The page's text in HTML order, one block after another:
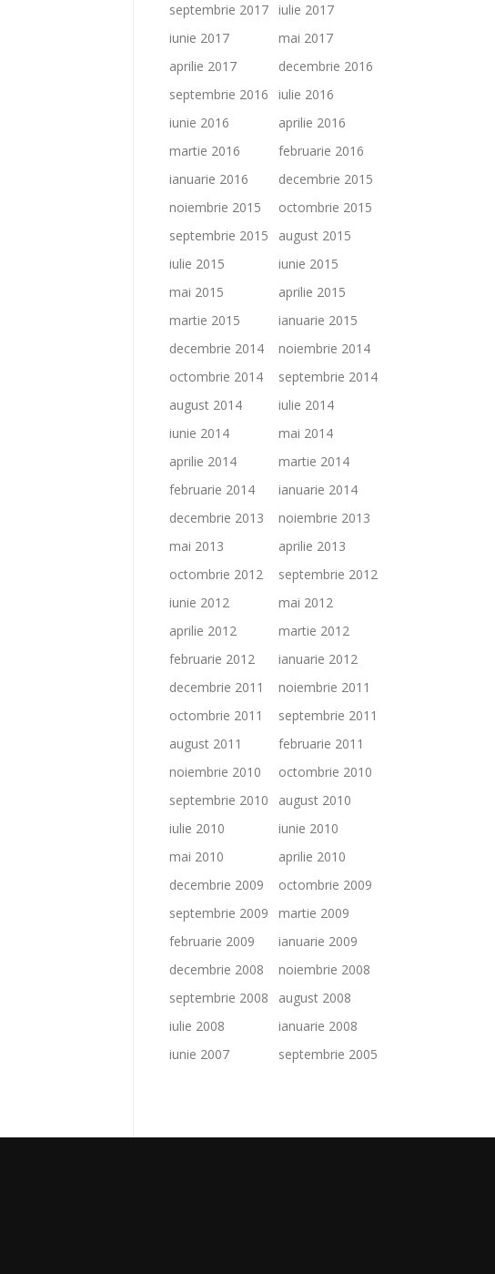
septembrie 2017 iulie 2017
iunie 2017
mai 2017
aprilie 2017
decembrie 2016
septembrie 2016
iulie 2016
iunie 2016
aprilie 2016
martie 2016
februarie 2016
ianuarie 2016
decembrie 2015
noiembrie 2015
octombrie 2015
septembrie 2015
august 2015
iulie 2015
iunie 2015
mai 2015
aprilie 2015
martie 2015
ianuarie 2015
decembrie 2014
noiembrie 2014
octombrie 2014
septembrie 2014
august 2014
iulie 2014
iunie 2014
mai 2014
aprilie 2014
martie 2014
februarie 2014
ianuarie 2014
decembrie 2013
noiembrie 2013
mai 2013
aprilie 2013
octombrie 2012
septembrie 2012
iunie 2012
mai 2012
aprilie 2012
martie 2012
februarie 2012
ianuarie 2012
decembrie 2011
noiembrie 2011
octombrie 2011
septembrie 2011
august 2011
februarie 2011
noiembrie 2010
octombrie 2010
septembrie 2010
august 2010
iulie 2010
iunie 2010
mai 2010
aprilie 2010
decembrie 2009
octombrie 2009
septembrie 2009
martie 2009
februarie 2009
ianuarie 2009
decembrie 2008
noiembrie 2008
septembrie 2008
august 2008
iulie 2008
ianuarie 2008
iunie 2007
septembrie 2005